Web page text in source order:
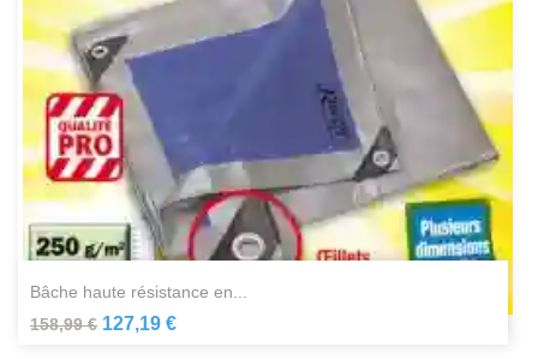
bâche haute résistance en...
158,99 € 127,19 €